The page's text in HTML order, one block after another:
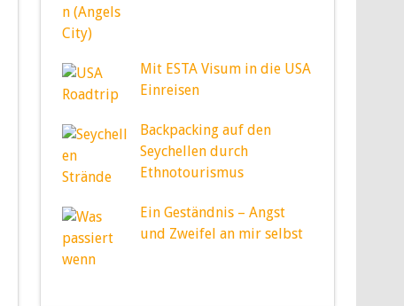
Mit ESTA Visum in die USA
Einreisen
Backpacking auf den
Seychellen durch
Ethnotourismus
Ein Geständnis – Angst
und Zweifel an mir selbst